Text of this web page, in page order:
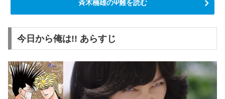
斉木楠雄のΨ難を読む
今日から俺は!! あらすじ